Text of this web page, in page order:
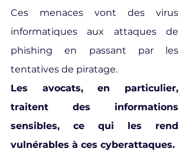
Ces menaces vont des virus
informatiques aux attaques de
phishing en passant par les
tentatives de piratage.
Les avocats, en particulier,
traitent des informations
sensibles, ce qui les rend
vulnérables à ces cyberattaques.